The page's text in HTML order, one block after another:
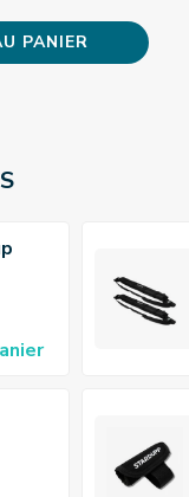
PANIER